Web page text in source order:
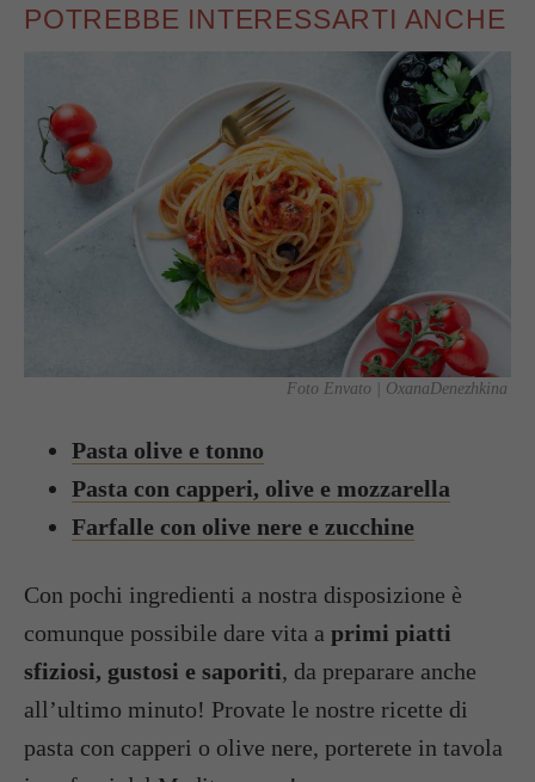
POTREBBE INTERESSARTI ANCHE
Foto Envato | OxanaDenezhkina
Pasta olive e tonno
Pasta con capperi, olive e mozzarella
Farfalle con olive nere e zucchine
Con pochi ingredienti a nostra disposizione è
comunque possibile dare vita a primi piatti
sfiziosi, gustosi e saporiti, da preparare anche
all’ultimo minuto! Provate le nostre ricette di
pasta con capperi o olive nere, porterete in tavola